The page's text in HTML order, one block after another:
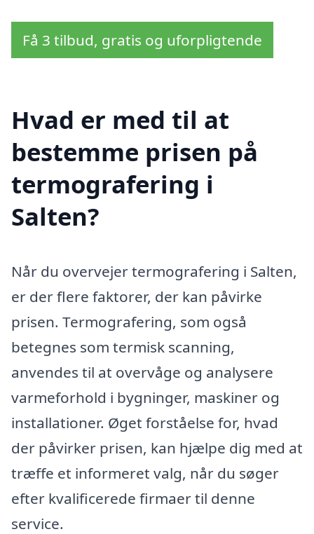
Få 3 tilbud, gratis og uforpligtende
Hvad er med til at
bestemme prisen på
termografering i
Salten?
Når du overvejer termografering i Salten,
er der flere faktorer, der kan påvirke
prisen. Termografering, som også
betegnes som termisk scanning,
anvendes til at overvåge og analysere
varmeforhold i bygninger, maskiner og
installationer. Øget forståelse for, hvad
der påvirker prisen, kan hjælpe dig med at
træffe et informeret valg, når du søger
efter kvalificerede firmaer til denne
service.